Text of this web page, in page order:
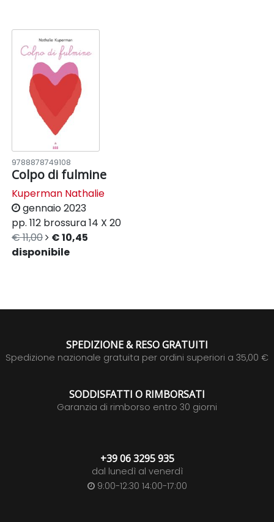
9788878749108
Colpo di fulmine
Kuperman Nathalie
gennaio 2023
pp. 112 brossura14 X 20
€ 11,00
€ 10,45
disponibile
SPEDIZIONE & RESO GRATUITI
Spedizione nazionale gratuita per ordini superiori a 35,00 €
SODDISFATTI O RIMBORSATI
Garanzia di rimborso entro 30 giorni
+39 06 3295 935
dal lunedì al venerdì
9:00-12:30 14:00-17:00